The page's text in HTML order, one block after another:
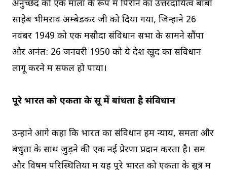
अनुच्छेद को एक माला के रूप में पिरोने का उत्तरदायित्व बाबा
साहेब भीमराव अम्बेडकर जी को दिया गया, जिन्होंने 26
नवंबर 1949 को एक मसौदा संविधान सभा के सामने सौंपा
और अनंत: 26 जनवरी 1950 को ये देश खुद का संविधान
लागू करने में सफल हो पाया।
पूरे भारत को एकता के सूत्र में बांधता है संविधान
उन्होंने आगे कहा कि भारत का संविधान हमें न्याय, समता और
बंधुता के साथ जुड़ने की एक नई प्रेरणा प्रदान करता है। सम
और विषम परिस्थितियों में यह पूरे भारत को एकता के सूत्र में